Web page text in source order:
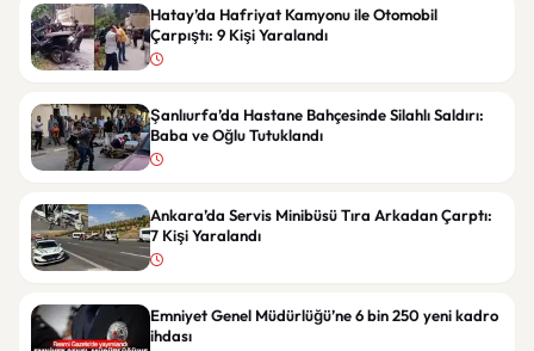
Hatay’da Hafriyat Kamyonu ile Otomobil
Çarpıştı: 9 Kişi Yaralandı
Şanlıurfa’da Hastane Bahçesinde Silahlı Saldırı:
Baba ve Oğlu Tutuklandı
Ankara’da Servis Minibüsü Tıra Arkadan Çarptı:
7 Kişi Yaralandı
Emniyet Genel Müdürlüğü’ne 6 bin 250 yeni kadro
ihdası